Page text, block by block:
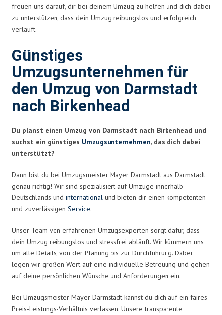
freuen uns darauf, dir bei deinem Umzug zu helfen und dich dabei
zu unterstützen, dass dein Umzug reibungslos und erfolgreich
verläuft.
Günstiges
Umzugsunternehmen für
den Umzug von Darmstadt
nach Birkenhead
Du planst einen Umzug von Darmstadt nach Birkenhead und
suchst ein günstiges Umzugsunternehmen, das dich dabei
unterstützt?
Dann bist du bei Umzugsmeister Mayer Darmstadt aus Darmstadt
genau richtig! Wir sind spezialisiert auf Umzüge innerhalb
Deutschlands und international und bieten dir einen kompetenten
und zuverlässigen Service.
Unser Team von erfahrenen Umzugsexperten sorgt dafür, dass
dein Umzug reibungslos und stressfrei abläuft. Wir kümmern uns
um alle Details, von der Planung bis zur Durchführung. Dabei
legen wir großen Wert auf eine individuelle Betreuung und gehen
auf deine persönlichen Wünsche und Anforderungen ein.
Bei Umzugsmeister Mayer Darmstadt kannst du dich auf ein faires
Preis-Leistungs-Verhältnis verlassen. Unsere transparente